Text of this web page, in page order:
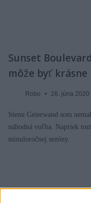
Sunset
môže byť krásne
Robo 26. júna 2020
Stenu Geierwand som
náhodná voľba. Napriek
minuloročnej sezóny.